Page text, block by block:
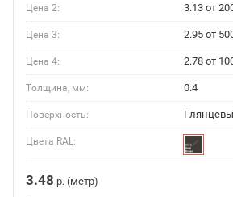
Цена 2: 3.13 от
Цена 3: 2.95 от
Цена 4: 2.78 от
Толщина, мм: 0.4
Поверхность:
Цвета RAL:
3.48 р. (метр)